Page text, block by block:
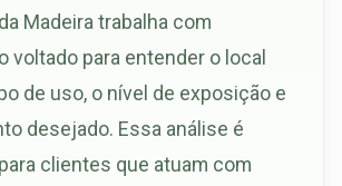
Madeira trabalha com
voltado para entender o local
de uso, o nível de exposição e
desejado. Essa análise é
clientes que atuam com